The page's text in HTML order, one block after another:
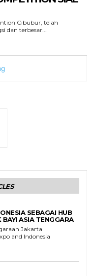
Cibubur, telah
dan terbesar...
SEBAGAI HUB
ASIA TENGGARA
Jakarta
and Indonesia